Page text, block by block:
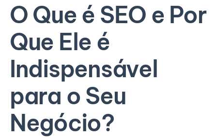
O Que é SEO e Por
Que Ele é
Indispensável
para o Seu
Negócio?